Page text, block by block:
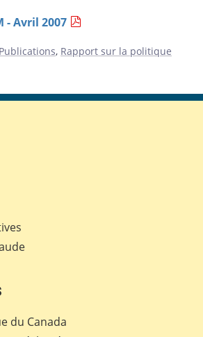
- Avril 2007
Publications, Rapport sur la politique
du Canada